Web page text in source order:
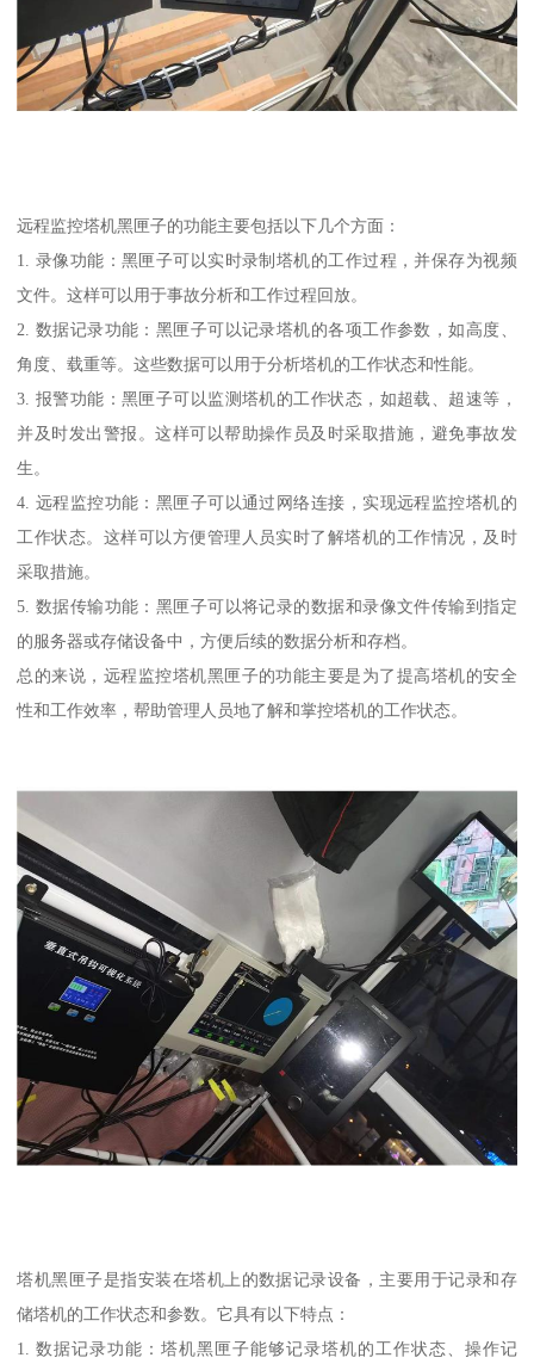
远程监控塔机黑匣子的功能主要包括以下几个方面：
1. 录像功能：黑匣子可以实时录制塔机的工作过程，并保存为视频
文件。这样可以用于事故分析和工作过程回放。
2. 数据记录功能：黑匣子可以记录塔机的各项工作参数，如高度、
角度、载重等。这些数据可以用于分析塔机的工作状态和性能。
3. 报警功能：黑匣子可以监测塔机的工作状态，如超载、超速等，
并及时发出警报。这样可以帮助操作员及时采取措施，避免事故发
生。
4. 远程监控功能：黑匣子可以通过网络连接，实现远程监控塔机的
工作状态。这样可以方便管理人员实时了解塔机的工作情况，及时
采取措施。
5. 数据传输功能：黑匣子可以将记录的数据和录像文件传输到指定
的服务器或存储设备中，方便后续的数据分析和存档。
总的来说，远程监控塔机黑匣子的功能主要是为了提高塔机的安全
性和工作效率，帮助管理人员地了解和掌控塔机的工作状态。
塔机黑匣子是指安装在塔机上的数据记录设备，主要用于记录和存
储塔机的工作状态和参数。它具有以下特点：
1. 数据记录功能：塔机黑匣子能够记录塔机的工作状态、操作记